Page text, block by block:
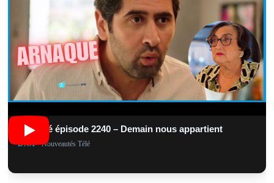
Résumé épisode 2240 – Demain nous appartient
DNA• Nouveautés Télé